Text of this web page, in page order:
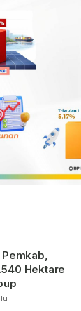
Hektare